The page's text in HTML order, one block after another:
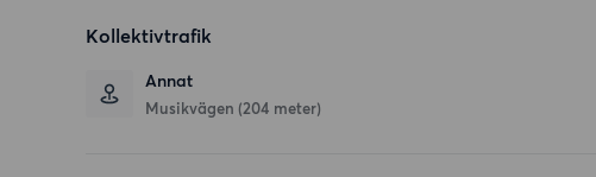
Kollektivtrafik
Annat
Musikvägen (204 meter)